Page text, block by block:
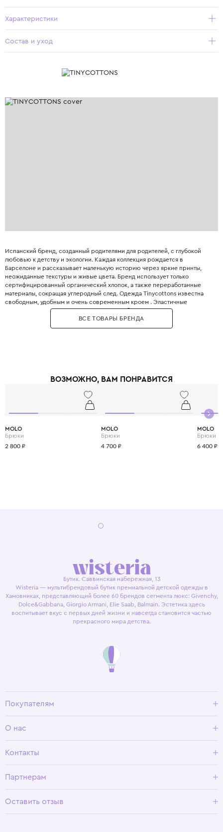
Характеристики
Состав и уход
Испанский бренд, созданный родителями для родителей, с глубокой
любовью к детству и экологии. Каждая коллекция рождается в
Барселоне и рассказывает маленькую историю через яркие принты,
неожиданные текстуры и живые цвета. Бренд использует только
сертифицированный органический хлопок, а также переработанные
материалы, сокращая углеродный след. Одежда Tinycottons известна
свободным, удобным и очень современным кроем . Эластичные
манжеты, мягкие резинки и плоские швы обеспечивают максимальную
свободу движений для игр и сна. Принты являются визитной карточкой
бренда: забавные животные, абстрактные узоры, коллаборации с
ВСЕ ТОВАРЫ БРЕНДА
ВОЗМОЖНО, ВАМ ПОНРАВИТСЯ
MOLO
Брюки
2 800 ₽
MOLO
Брюки
4 700 ₽
MOLO
Брюки
6 400 ₽
Бутик. Саввинская набережная, 13
Wisteria — мультибрендовый бутик премиальной детской одежды в
Хамовниках, представляющий более 60 брендов сегмента люкс: Givenchy,
Dolce&Gabbana, Giorgio Armani, Elie Saab, Balmain. Эстетика здесь
воспитывает вкус с первых дней жизни и навсегда становится частью
прекрасного мира детства.
Покупателям
Условия возврата
О нас
Программа лояльности
Контакты
Партнерам
Оставить отзыв